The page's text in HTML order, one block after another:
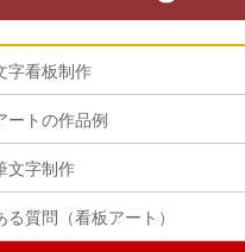
字看板制作
ートの作品例
文字制作
る質問（看板アート）